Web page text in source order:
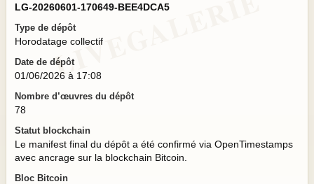
LG-20260601-170649-BEE4DCA5
Type de dépôt
Horodatage collectif
Date de dépôt
01/06/2026 à 17:08
Nombre d’œuvres du dépôt
78
Statut blockchain
Le manifest final du dépôt a été confirmé via OpenTimestamps
avec ancrage sur la blockchain Bitcoin.
Bloc Bitcoin